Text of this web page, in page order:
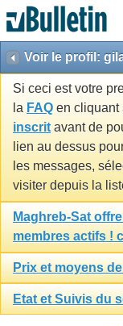
Voir le profil:
Si ceci est votre
la FAQ en cliquant
inscrit avant de
lien au dessus
les messages,
visiter depuis la
Maghreb-Sat
membres actifs !
Prix et moyens
Etat et Suivis du